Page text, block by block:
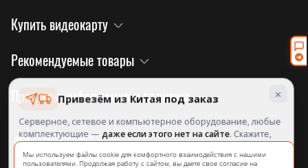
Купить видеокарту
Рекомендуемые товары
Правовая информация и политика
Информация о нас
на официальном сайте завода!
Мы используем файлы cookie для комфортного взаимодействия с нашими
пользователями. Продолжая работу с сайтом, вы даете свое согласие на
×
Привезём из Китая под заказ
Серверное, сетевое и компьютерное оборудование, любые
комплектующие — даже если этого нет на сайте. Скажите,
что нужно, посчитаем и назовём срок.